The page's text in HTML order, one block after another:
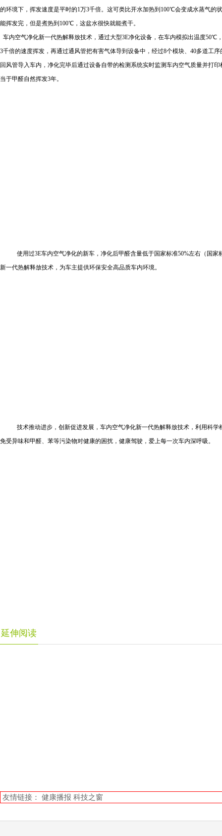
的环境下，挥发速度是平时的1万3千倍。这可类比开水加热到 100℃会变成水蒸气的
能挥发完，但是煮热到 100℃，这盆水很快就能煮干。
车内空气净化新一代热解释放技术，通过大型3E净化设备，在车内模拟出温度50℃
3千倍的速度挥发，再通过通风管把有害气体导到设备中，经过8个模块、 40多道工序
回风管导入车内，净化完毕后通过设备自带的检测系统实时监测车内空气质量并打印
当于甲醛自然挥发3年。
使用过3E车内空气净化的新车，净化后甲醛含量低于国家标准50%左右（国家
新一代热解释放技术，为车主提供环保安全高品质车内环境。
技术推动进步，创新促进发展，车内空气净化新一代热解释放技术，利用科
免受异味和甲醛、苯等污染物对健康的困扰，健康驾驶，爱上每一次车内深呼吸。
延伸阅读
友情链接： 健康播报 科技之窗